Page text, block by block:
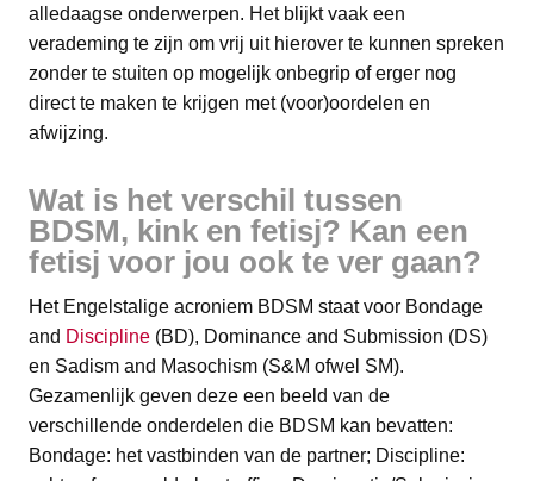
alledaagse onderwerpen. Het blijkt vaak een
verademing te zijn om vrij uit hierover te kunnen spreken
zonder te stuiten op mogelijk onbegrip of erger nog
direct te maken te krijgen met (voor)oordelen en
afwijzing.
Wat is het verschil tussen
BDSM, kink en fetisj? Kan een
fetisj voor jou ook te ver gaan?
Het Engelstalige acroniem BDSM staat voor Bondage
and Discipline (BD), Dominance and Submission (DS)
en Sadism and Masochism (S&M ofwel SM).
Gezamenlijk geven deze een beeld van de
verschillende onderdelen die BDSM kan bevatten:
Bondage: het vastbinden van de partner; Discipline: